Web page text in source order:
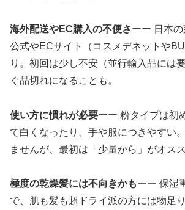
海外配送やEC購入の不便さーー 日本の
公式やECサイト（コスメデネットや
り。初回は少し不安（並行輸入品には
ぐ品切れになることも。
使い方に慣れが必要ーー 粉タイプは初
て白くなったり、手や服につきやすい
ませんが、最初は「少量から」がオスス
極度の乾燥髪には不向きかもーー 保湿
で、肌も髪も超ドライ派の方には物足